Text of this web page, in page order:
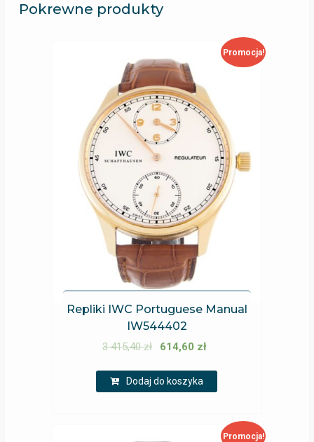
Pokrewne produkty
Promocja!
Repliki IWC Portuguese Manual
IW544402
3 415,40zł 614,60 zł
Dodaj do koszyka
Promocja!